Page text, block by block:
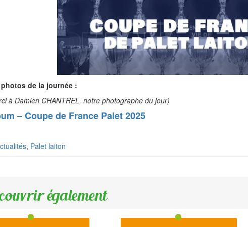
de la journée :
à Damien CHANTREL, notre photographe du jour)
– Coupe de France Palet 2025
, Palet laiton
également